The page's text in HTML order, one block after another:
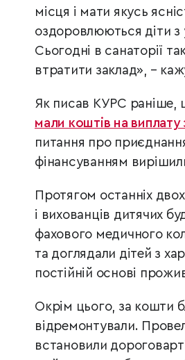
місця і мати якусь
оздоровлюються діти з
Сьогодні в санаторії
втратити заклад», –
Як писав КУРС раніше,
мали коштів на виплату
питання про
фінансуванням
Протягом останніх
і вихованців дитячих
фахового медичного
та доглядали дітей з
постійній основі
Окрім цього, за кошти
відремонтували.
встановили